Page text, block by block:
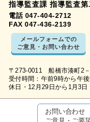
指導監査課 指導監査第
電話 047-404-2712
FAX 047-436-2139
メールフォームでの
ご意見・お問い合わせ
〒273-0011 船橋市湊町2
受付時間：午前9時から午
休日・12月29日から1月3日
お問い合わせ